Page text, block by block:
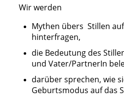
Wir werden
Mythen übers Stillen
hinterfragen,
die Bedeutung des
und Vater/PartnerIn
darüber sprechen, wie
Geburtsmodus auf das